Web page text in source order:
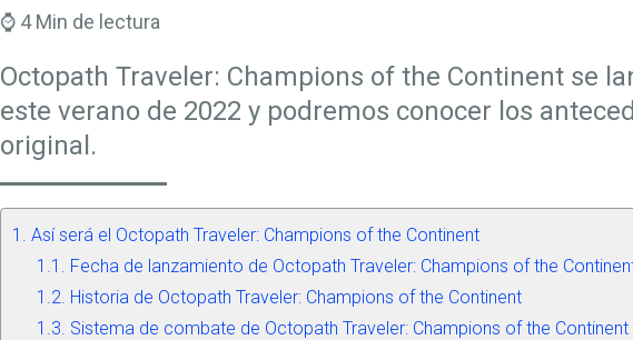
⌚ 4 Min de lectura
Octopath Traveler: Champions of the Continent se
este verano de 2022 y podremos conocer los
original.
Así será el Octopath Traveler: Champions of the Continent
Fecha de lanzamiento de Octopath Traveler: Champions of the
Historia de Octopath Traveler: Champions of the Continent
Sistema de combate de Octopath Traveler: Champions of the Continent